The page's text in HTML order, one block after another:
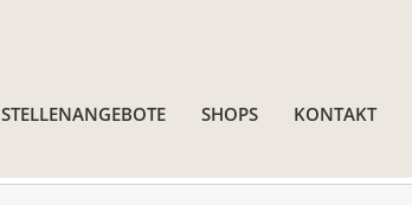
STELLENANGEBOTE SHOPS KONTAKT